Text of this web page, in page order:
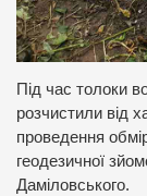
Під час толоки
розчистили від
проведення
геодезичної
Даміловського.